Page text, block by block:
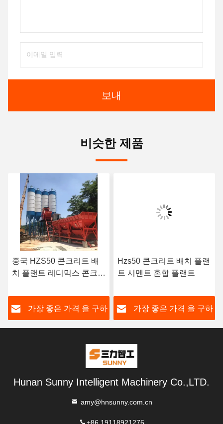
보내
비슷한 제품
중국 HZS50 콘크리트 배
치 플랜트 레디믹스 콘크리
가장 좋은 가격 을 구하
Hzs50 콘크리트 배치 플랜
트 시멘트 혼합 플랜트
가장 좋은 가격 을 구하
Hunan Sunny Intelligent Machinery Co.,LTD.
amy@hnsunny.com.cn
+86 19118921276